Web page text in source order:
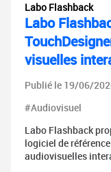
Labo Flashback
Labo
visuelles
Publié le 19/06/
#Audiovisuel
Labo Flashback
logiciel de
audiovisuelles